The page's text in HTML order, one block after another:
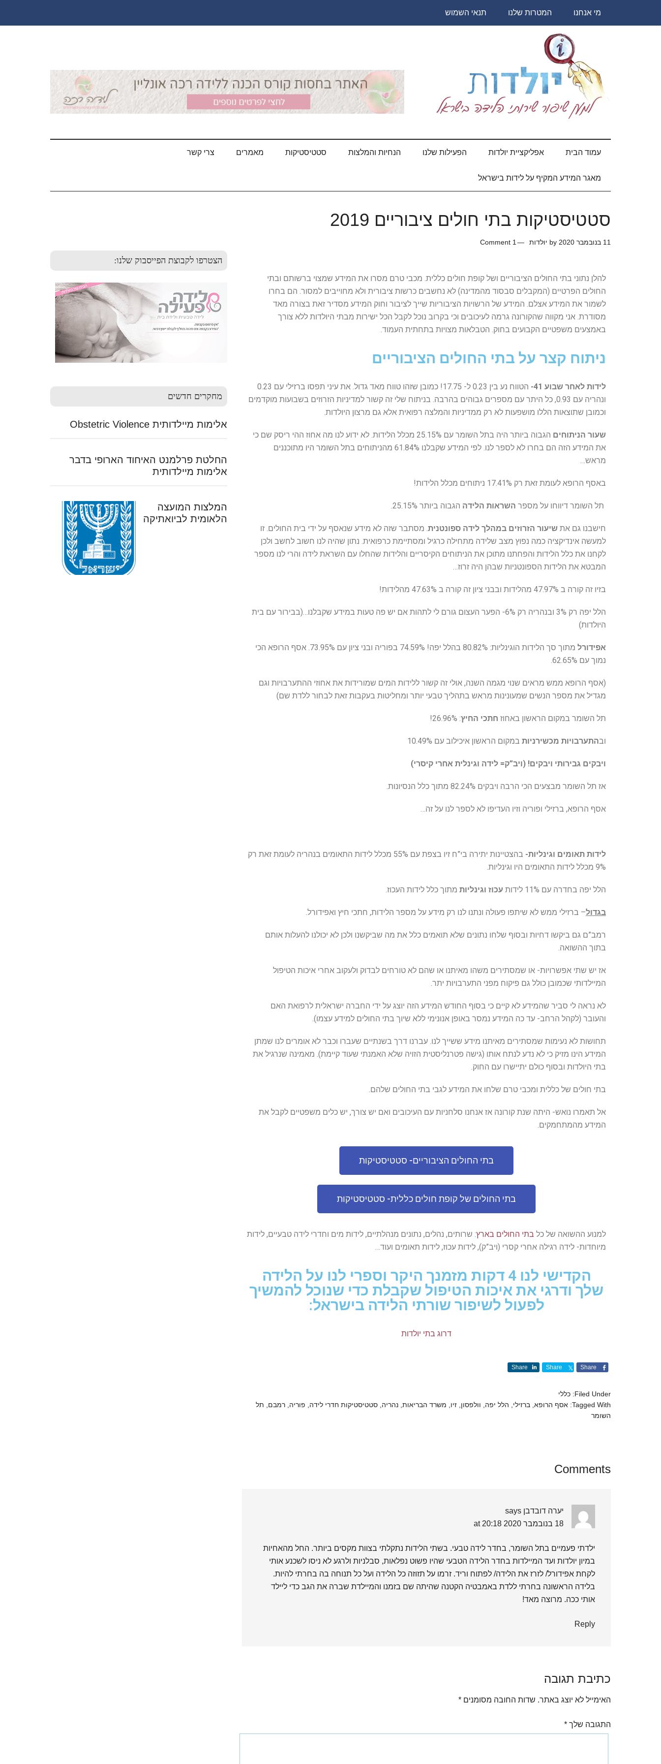
מי אנחנו המטרות שלנו תנאי השמוש
יולדות
עמוד הבית אפליקציית יולדות הפעילות שלנו הנחיות והמלצות סטטיסטיקות מאמרים צרי קשר
מאגר המידע המקיף על לידות בישראל
סטטיסטיקות בתי חולים ציבוריים 2019
11 בנובמבר 2020 יולדות 1 Comment
להלן נתוני בתי החולים הציבוריים ושל קופת חולים כללית. מכבי טרם מסרו את המידע שמצוי ברשותם ובתי
החולים הפרטיים (המקבלים סבסוד מהמדינה) לא נחשבים כרשות ציבורית ולא מחוייבים למסור. הם בחרו
לשמור את המידע אצלם. המידע של הרשויות הציבוריות שייך לציבור וחוק המידע מסדיר זאת בצורה מאד
מסודרת. אני מקווה שהקורונה גרמה לעיכובים וכי בקרוב נוכל לקבל הכל ישירות מבתי היולדות ללא צורך
באמצעים משפטיים הקבועים בחוק. הטבלאות מצויות בתחתית העמוד.
ניתוח קצר על בתי החולים הציבוריים
לידות לאחר שבוע 41-
הטווח נע בין 0.23 ל- 17.75! כמובן שזהו טווח מאד גדול. את עיני תפסו ברזילי עם 0.23
ונהריה עם 0.93, כל היתר עם מספרים גבוהים בהרבה. בניתוח שלי זה קשור למדיניות הזרוזים בשבועות מוקדמים
וכמובן שתוצאות הללו מושפעות לא רק ממדיניות והמלצה רפואית אלא גם מרצון היולדות.
שעור הניתוחים
הגבוה ביותר היה בתל השומר עם 25.15% מכלל הלידות. לא ידוע לנו מה אחוז ההי ריסק שם כי
את המידע הזה הם בחרו לא לספר לנו. לפי המידע שקבלנו 61.84% מהניתוחים בתל השומר היו מתוכננים
מראש…
באסף הרופא לעומת זאת רק 17.41% ניתוחים מכלל הלידות!
תל השומר דיווחו על מספר השראות הלידה הגבוה ביותר 25.15%.
חישבנו גם את שיעור הזרוזים במהלך לידה ספונטנית. מסתבר שזה לא מידע שנאסף על ידי בית החולים. זו
למעשה אינדיקציה כמה נפוץ מצב שלידה מתחילה כרגיל ומסתיימת כרפואית. נתון שהיה לנו חשוב לחשב ולכן
לקחנו את כלל הלידות והפחתנו מתוכן את הניתוחים הקיסריים והלידות שהחלו עם השראת לידה והרי לנו מספר
המבטא את הלידות הספונטניות שבהן היה זרוז…
בזיו זה קורה ב 47.97% מהלידות ובבני ציון זה קורה ב 47.63% מהלידות!
הלל יפה רק 3% ובנהריה רק 6%- הפער העצום גורם לי לתהות אם יש פה טעות במידע שקבלנו…(בבירור עם בית
היולדות)
אפידורל מתוך סך הלידות הוגינליות: 80.82% בהלל יפה! 74.59% בפוריה ובני ציון עם 73.95%.
אסף הרופא הכי
נמוך עם 62.65%.
(אסף הרופא ממש מראים שנוי מגמה השנה, אולי זה קשור ללידות המים שמורידות את אחוזי ההתערבויות וגם
מגדיל את מספר הנשים שמעונינות מראש בתהליך טבעי יותר ומחליטות בעקבות זאת לבחור ללדת שם)
תל השומר במקום הראשון באחוז חתכי החיץ: 26.96%!
ובהתערבויות מכשירניות במקום הראשון איכילוב עם 10.49%
ויבקים גבירותי ויבקים! (ויב”ק= לידה וגינלית אחרי קיסרי)
אז תל השומר מבצעים הכי הרבה ויבקים 82.24% מתוך כלל הנסיונות.
אסף הרופא, ברזילי ופוריה וזיו העדיפו לא לספר לנו על זה…
לידות תאומים וגינליות-
בהצטיינות יתירה בי”ח זיו בצפת עם 55% מכלל לידות התאומים בנהריה לעומת זאת רק
9% מכלל לידות התאומים היו וגינליות.
הלל יפה בחדרה עם 11% לידות עכוז וגינליות מתוך כלל לידות העכוז.
בגדול– ברזילי ממש לא שיתפו פעולה ונתנו לנו רק מידע על מספר הלידות, חתכי חיץ ואפידורל.
רמב”ם גם ביקשו דחיות ובסוף שלחו נתונים שלא תואמים כלל את מה שביקשנו ולכן לא יכולנו להעלות אותם
בתוך ההשואה.
אז יש שתי אפשרויות- או שמסתירים משהו מאיתנו או שהם לא טורחים לבדוק ולעקוב אחרי איכות הטיפול
המיילדותי שכמובן כולל גם פיקוח מפני התערבויות יתר.
לא נראה לי סביר שהמידע לא קיים כי בסוף החודש המידע הזה יוצג על ידי החברה ישראלית לרפואת האם
והעובר (לקהל הרחב- עד כה המידע נמסר באופן אנונימי ללא שיוך בתי החולים למידע עצמו).
תחושות לא נעימות שמסתירים מאיתנו מידע ששייך לנו. עברנו דרך בשנתיים שעברו וכבר לא אומרים לנו שמתן
המידע הינו מזיק כי לא נדע לנתח אותו (גישה פטרנליסטית הזויה שלא האמנתי שעוד קיימת). מאמינה שנרגיל את
בתי היולדות ובסוף כולם יתיישרו עם החוק.
בתי חולים של כללית ומכבי טרם שלחו את המידע לגבי בתי החולים שלהם.
אל תאמרו נואש- היתה שנת קורונה אז אנחנו סלחניות עם העיכובים ואם יש צורך, יש כלים משפטיים לקבל את
המידע מהמתחמקים.
בתי החולים הציבוריים- סטטיסטיקות
בתי החולים של קופת חולים כללית- סטטיסטיקות
למנוע ההשואה של כל בתי החולים בארץ: שרותים, נהלים, נתונים מנהלתיים, לידות מים וחדרי לידה טבעיים, לידות
מיוחדות- לידה רגילה אחרי קסרי (ויב”ק), לידות עכוז, לידות תאומים ועוד…
הקדישי לנו 4 דקות מזמנך היקר וספרי לנו על הלידה
שלך ודרגי את איכות הטיפול שקבלת כדי שנוכל להמשיך
לפעול לשיפור שורתי הלידה בישראל:
דרוג בתי יולדות
Share
Share
Share
Filed Under: כללי
Tagged With: אסף הרופא ברזילי הלל יפה וולפסון זיו משרד הבריאות נהריה סטטיסטיקות חדרי לידה פוריה רמבם
תל
השומר
Comments
יערה דובדבן says
18 בנובמבר 2020 at 20:18
ילדתי פעמיים בתל השומר, בחדר לידה טבעי. בשתי הלידות נתקלתי בצוות מקסים ביותר. החל מהאחיות
במיון יולדות ועד המיילדות בחדר הלידה הטבעי שהיו פשוט נפלאות, סבלניות ולרגע לא ניסו לשכנע אותי
לקחת אפידורל/ לזרז את הלידה/ לפתוח וריד. זרמו על תזוזה כל הלידה ועל כל תנוחה בה בחרתי להיות.
בלידה הראשונה בחרתי ללדת באמבטיה הקטנה שהיתה שם בזמנו והמיילדת שברה את הגב כדי ליילד
אותי ככה. מרוצה מאד!
Reply
כתיבת תגובה
האימייל לא יוצג באתר. שדות החובה מסומנים *
התגובה שלך *
הצטרפו לקבוצת הפייסבוק שלנו:
מחקרים חדשים
אלימות מיילדותית Obstetric Violence
החלטת פרלמנט האיחוד הארופי בדבר
אלימות מיילדותית
המלצות המועצה
הלאומית לביואתיקה